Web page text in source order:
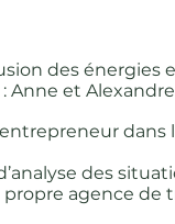
des
Anne et
dans
des
agence de